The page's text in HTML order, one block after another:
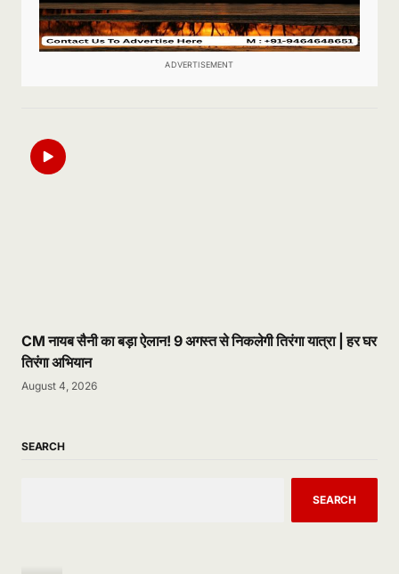
ADVERTISEMENT
CM नायब सैनी का बड़ा ऐलान! 9 अगस्त से निकलेगी तिरंगा यात्रा | हर घर
तिरंगा अभियान
August 4, 2026
SEARCH
SEARCH